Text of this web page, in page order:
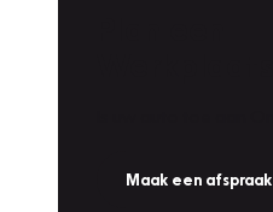
Maak een afspraak